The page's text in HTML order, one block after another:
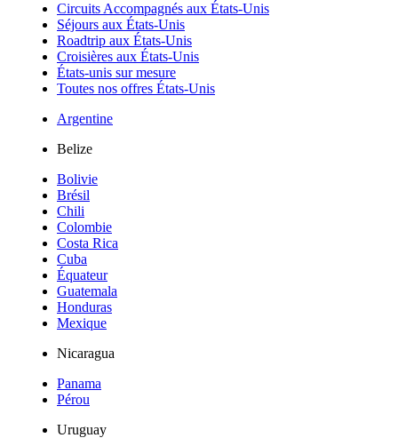
Circuits Accompagnés aux États-Unis
Séjours aux États-Unis
Roadtrip aux États-Unis
Croisières aux États-Unis
États-unis sur mesure
Toutes nos offres États-Unis
Argentine
Belize
Bolivie
Brésil
Chili
Colombie
Costa Rica
Cuba
Équateur
Guatemala
Honduras
Mexique
Nicaragua
Panama
Pérou
Uruguay